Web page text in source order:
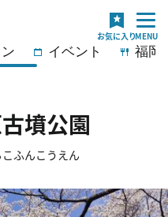
イベント 福岡
墳公園
ふんこうえん